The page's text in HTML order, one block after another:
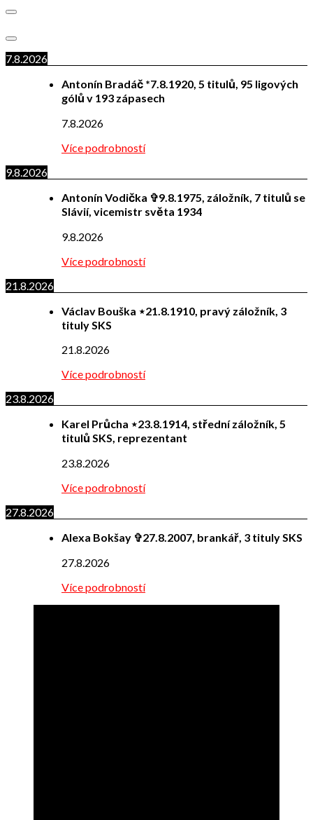
7.8.2026
Antonín Bradáč *7.8.1920, 5 titulů, 95 ligových
gólů v 193 zápasech
7.8.2026
Více podrobností
9.8.2026
Antonín Vodička ✞9.8.1975, záložník, 7 titulů se
Slávií, vicemistr světa 1934
9.8.2026
Více podrobností
21.8.2026
Václav Bouška ⋆21.8.1910, pravý záložník, 3
tituly SKS
21.8.2026
Více podrobností
23.8.2026
Karel Průcha ⋆23.8.1914, střední záložník, 5
titulů SKS, reprezentant
23.8.2026
Více podrobností
27.8.2026
Alexa Bokšay ✞27.8.2007, brankář, 3 tituly SKS
27.8.2026
Více podrobností